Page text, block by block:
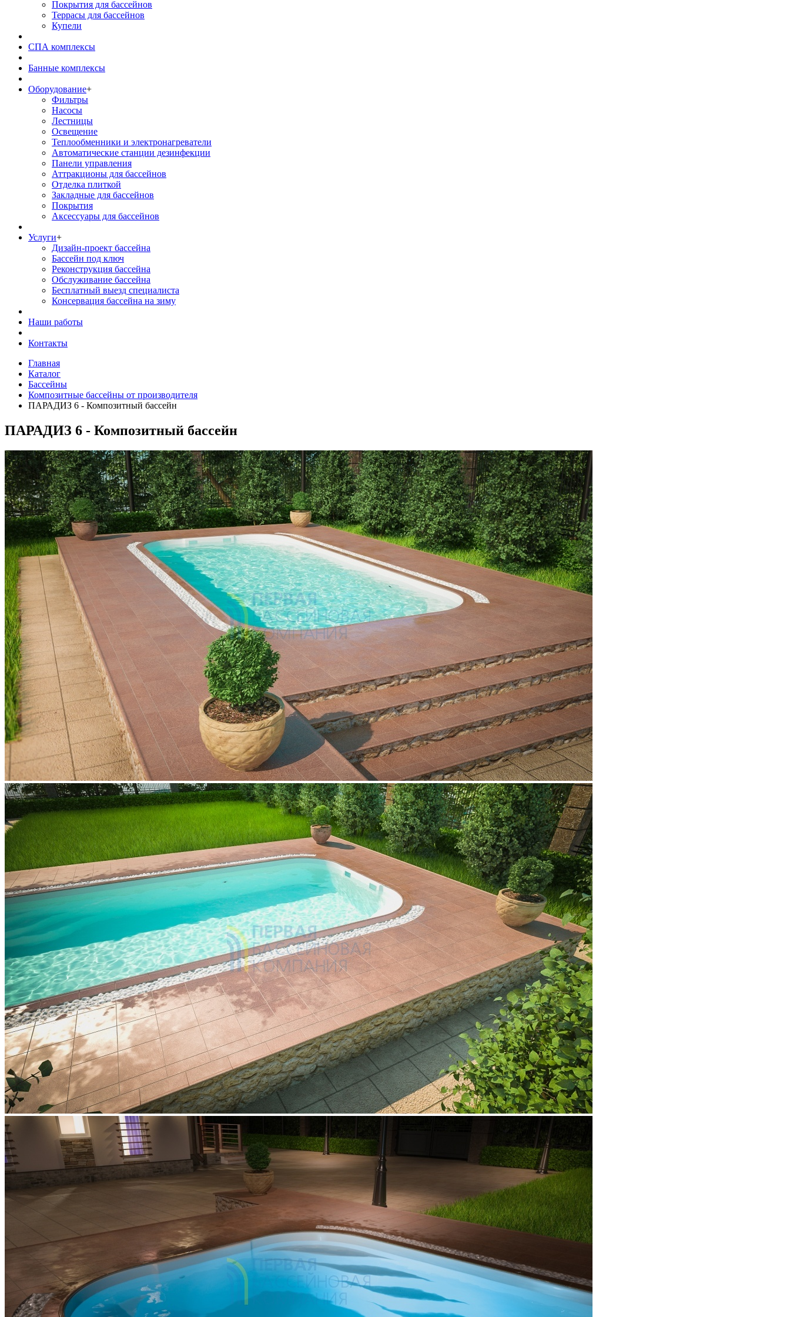
Покрытия для бассейнов
Террасы для бассейнов
Купели
СПА комплексы
Банные комплексы
Оборудование+
Фильтры
Насосы
Лестницы
Освещение
Теплообменники и электронагреватели
Автоматические станции дезинфекции
Панели управления
Аттракционы для бассейнов
Отделка плиткой
Закладные для бассейнов
Покрытия
Аксессуары для бассейнов
Услуги+
Дизайн-проект бассейна
Бассейн под ключ
Реконструкция бассейна
Обслуживание бассейна
Бесплатный выезд специалиста
Консервация бассейна на зиму
Наши работы
Контакты
Главная
Каталог
Бассейны
Композитные бассейны от производителя
ПАРАДИЗ 6 - Композитный бассейн
ПАРАДИЗ 6 - Композитный бассейн